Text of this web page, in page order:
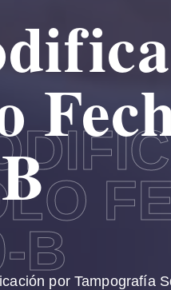
Bpor Tampografía